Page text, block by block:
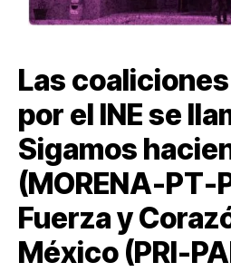
Las
por el INE se
Sigamos
(MORENA-PT-
Fuerza y
México (PRI-